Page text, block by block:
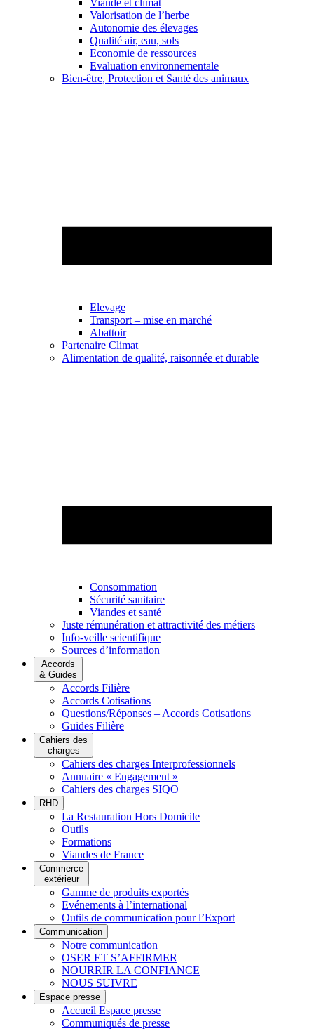
Viande et climat
Valorisation de l’herbe
Autonomie des élevages
Qualité air, eau, sols
Economie de ressources
Evaluation environnementale
Bien-être, Protection et Santé des animaux
Elevage
Transport – mise en marché
Abattoir
Partenaire Climat
Alimentation de qualité, raisonnée et durable
Consommation
Sécurité sanitaire
Viandes et santé
Juste rémunération et attractivité des métiers
Info-veille scientifique
Sources d’information
Accords
& Guides
Accords Filière
Accords Cotisations
Questions/Réponses – Accords Cotisations
Guides Filière
Cahiers des
charges
Cahiers des charges Interprofessionnels
Annuaire « Engagement »
Cahiers des charges SIQO
RHD
La Restauration Hors Domicile
Outils
Formations
Viandes de France
Commerce
extérieur
Gamme de produits exportés
Evénements à l’international
Outils de communication pour l’Export
Communication
Notre communication
OSER ET S’AFFIRMER
NOURRIR LA CONFIANCE
NOUS SUIVRE
Espace presse
Accueil Espace presse
Communiqués de presse